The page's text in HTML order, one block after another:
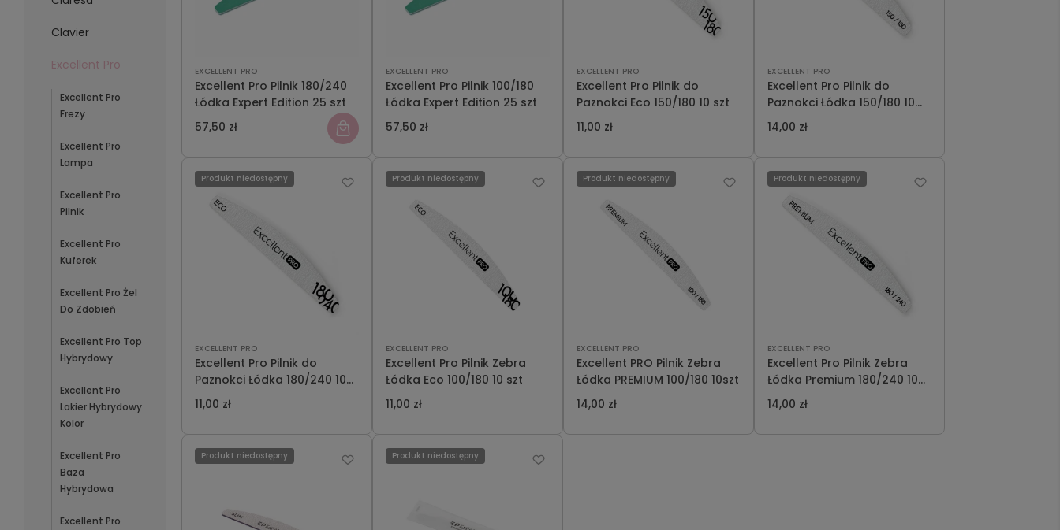
Clavier
Excellent Pro
Excellent Pro
Frezy
Excellent Pro
Lampa
Excellent Pro
Pilnik
Excellent Pro
Kuferek
Excellent Pro Żel
Do Zdobień
Excellent Pro Top
Hybrydowy
Excellent Pro
Lakier Hybrydowy
Kolor
Excellent Pro
Baza
Hybrydowa
Excellent Pro
EXCELLENT PRO
Excellent Pro Pilnik 180/240
Łódka Expert Edition 25 szt
57,50 zł
EXCELLENT PRO
Excellent Pro Pilnik 100/180
Łódka Expert Edition 25 szt
57,50 zł
EXCELLENT PRO
Excellent Pro Pilnik do
Paznokci Eco 150/180 10 szt
11,00 zł
EXCELLENT PRO
Excellent Pro Pilnik do
Paznokci Łódka 150/180 10
szt
14,00 zł
EXCELLENT PRO
Excellent Pro Pilnik do
Paznokci Łódka 180/240 10
szt
11,00 zł
Produkt niedostępny
EXCELLENT PRO
Excellent Pro Pilnik Zebra
Łódka Eco 100/180 10 szt
11,00 zł
Produkt niedostępny
EXCELLENT PRO
Excellent PRO Pilnik Zebra
Łódka PREMIUM 100/180 10szt
14,00 zł
Produkt niedostępny
EXCELLENT PRO
Excellent Pro Pilnik Zebra
Łódka Premium 180/240 10
szt
14,00 zł
Produkt niedostępny
Produkt niedostępny Produkt niedostępny